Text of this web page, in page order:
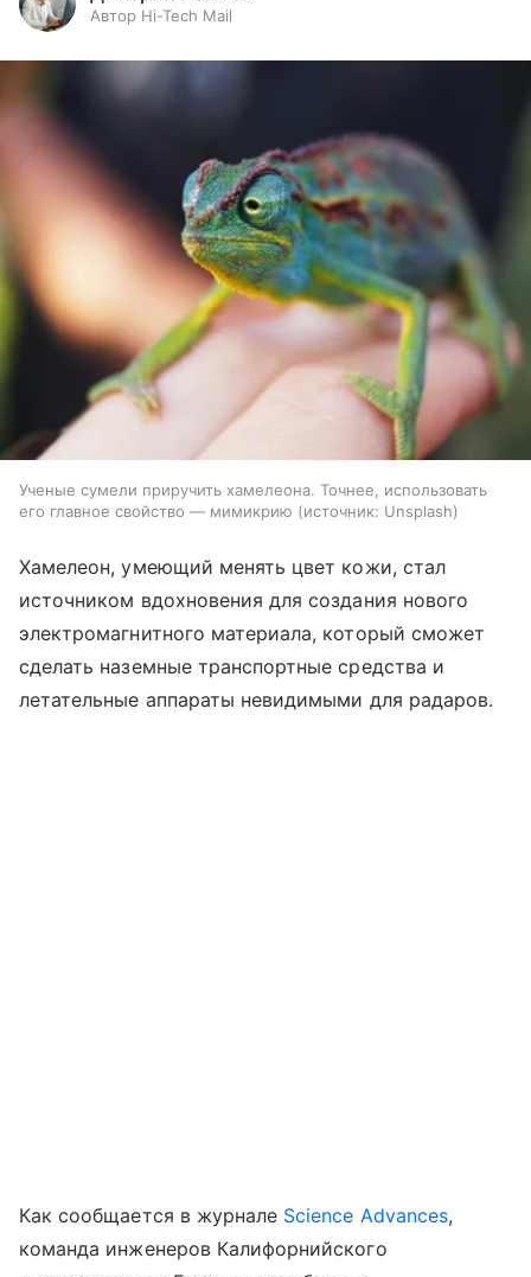
Автор Hi-Tech Mail
Ученые сумели приручить хамелеона. Точнее, использовать
его главное свойство — мимикрию
источник: Unsplash
Хамелеон, умеющий менять цвет кожи, стал
источником вдохновения для создания нового
электромагнитного материала, который сможет
сделать наземные транспортные средства и
летательные аппараты невидимыми для радаров.
Как сообщается в журнале Science Advances,
команда инженеров Калифорнийского